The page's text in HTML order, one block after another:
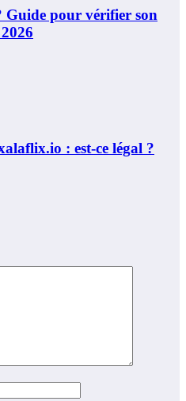
pour vérifier son
: est-ce légal ?